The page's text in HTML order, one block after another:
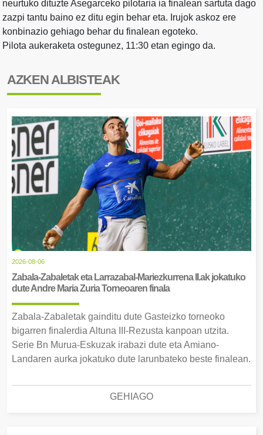
neurtuko dituzte Asegarceko pilotaria ia finalean sartuta dago
zazpi tantu baino ez ditu egin behar eta. Irujok askoz ere
konbinazio gehiago behar du finalean egoteko.
Pilota aukeraketa ostegunez, 11:30 etan egingo da.
AZKEN ALBISTEAK
2026-08-06
Zabala-Zabaletak eta Larrazabal-Mariezkurrena II.ak jokatuko
dute Andre Maria Zuria Torneoaren finala
Zabala-Zabaletak gainditu dute Gasteizko torneoko
bigarren finalerdia Altuna III-Rezusta kanpoan utzita.
Serie Bn Murua-Eskuzak irabazi dute eta Amiano-
Landaren aurka jokatuko dute larunbateko beste finalean.
GEHIAGO